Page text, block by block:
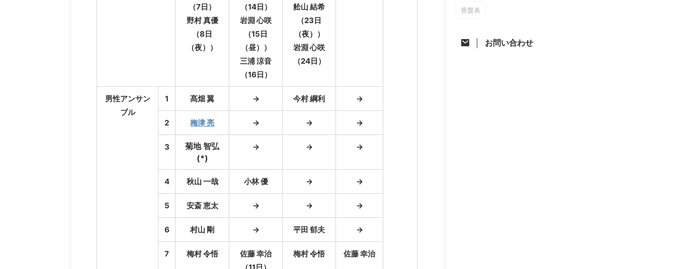
（7日）
野村 真優
（8日
（夜））
（14日）
岩淵 心咲
（15日
（昼））
三浦 涼音
（16日）
舩山 結希
（23日
（夜））
岩淵 心咲
（24日）
男性アンサン
ブル
1 髙畑 翼 → 今村 綱利 →
2 梅津 亮 → → →
3
菊地 智弘
(*)
→ → →
4 秋山 一哉 小林 優 → →
5 安斎 恵太 → → →
6 村山 剛 → 平田 郁夫 →
7 梅村 令悟
佐藤 幸治
（11日）
梅村 令悟 佐藤 幸治
香盤表
お問い合わせ